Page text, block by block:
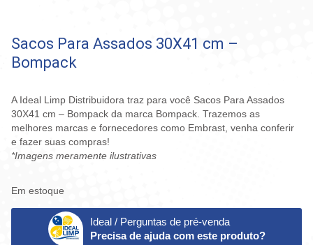
Sacos Para Assados 30X41 cm –
Bompack
A Ideal Limp Distribuidora traz para você Sacos Para Assados
30X41 cm – Bompack da marca Bompack. Trazemos as
melhores marcas e fornecedores como Embrast, venha conferir
e fazer suas compras!
*Imagens meramente ilustrativas
Em estoque
Ideal / Perguntas de pré-venda
Precisa de ajuda com este produto?